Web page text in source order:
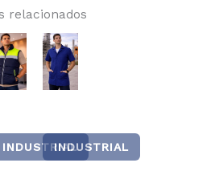
relacionados
INDUSTRIALINDUSTRIAL